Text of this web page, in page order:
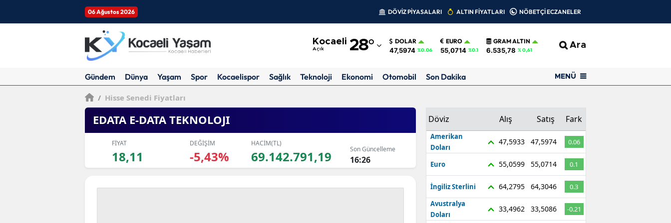
06 Ağustos 2026 DÖVİZ PİYASALARI ALTIN FİYATLARI NÖBETÇİ ECZANELER
Kocaeli
Açık 28°
Adıyaman
Ankara
Antalya
DOLAR
47,5974 %0.06
EURO
55,0714 %0.1
GRAM ALTIN
6.535,78 % 0,61 Ara
Gündem Dünya Yaşam Spor Kocaelispor Sağlık Teknoloji Ekonomi Otomobil Son Dakika MENÜ
/ Hisse Senedi Fiyatları
EDATA E-DATA TEKNOLOJI
FİYAT
18,11
DEĞİŞİM
-5,43%
HACİM(TL)
69.142.791,19 Son Güncelleme
16:26
Döviz Alış Satış Fark
Amerikan
Doları
47,5933 47,5974 0.06
Euro 55,0599 55,0714 0.1
İngiliz Sterlini 64,2795 64,3046
0.3
Avustralya
Doları
33,4962 33,5086 -0.21